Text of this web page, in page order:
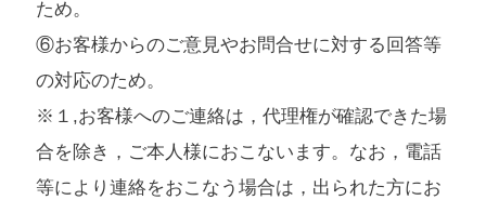
ため。
⑥お客様からのご意見やお問合せに対する回答等
の対応のため。
※１,お客様へのご連絡は，代理権が確認できた場
合を除き，ご本人様におこないます。なお，電話
等により連絡をおこなう場合は，出られた方にお